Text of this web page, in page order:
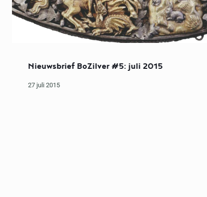
Nieuwsbrief BoZilver #5: juli 2015
27 juli 2015